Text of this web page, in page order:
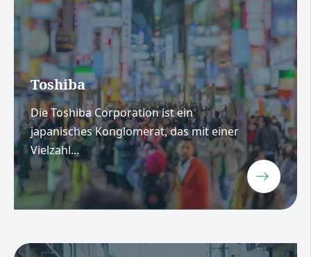
Toshiba
Die Toshiba Corporation ist ein
japanisches Konglomerat, das mit einer
Vielzahl...